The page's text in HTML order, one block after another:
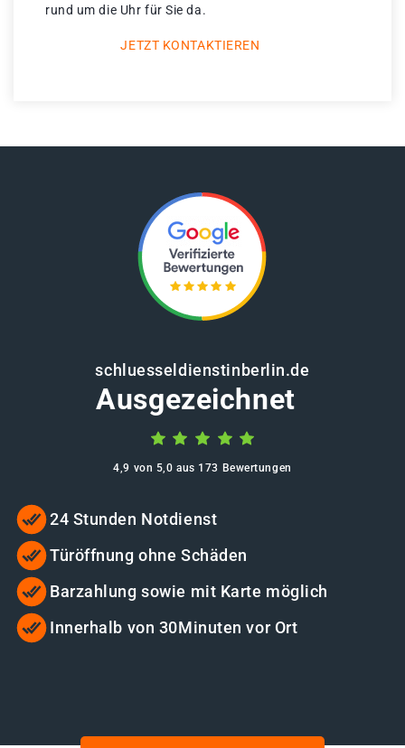
rund um die Uhr für Sie da.
JETZT KONTAKTIEREN
schluesseldienstinberlin.de
Ausgezeichnet
4,9 von 5,0 aus 173 Bewertungen
24 Stunden Notdienst
Türöffnung ohne Schäden
Barzahlung sowie mit Karte möglich
Innerhalb von 30Minuten vor Ort